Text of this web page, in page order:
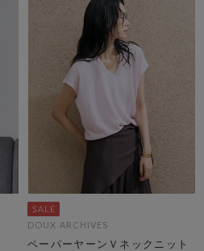
DOUX ARCHIVES
ペーパーヤーンＶネックニット